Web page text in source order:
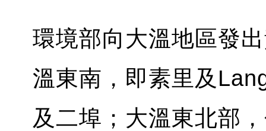
環境部向大溫地區發
溫東南，即素里及
及二埠；大溫東北部